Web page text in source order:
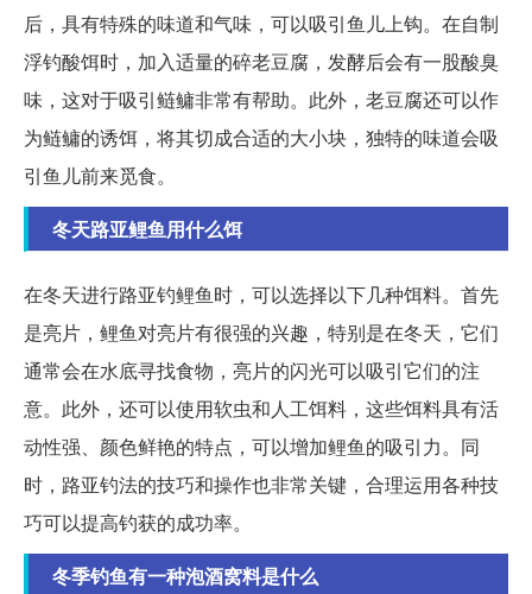
后，具有特殊的味道和气味，可以吸引鱼儿上钩。在自制
浮钓酸饵时，加入适量的碎老豆腐，发酵后会有一股酸臭
味，这对于吸引鲢鳙非常有帮助。此外，老豆腐还可以作
为鲢鳙的诱饵，将其切成合适的大小块，独特的味道会吸
引鱼儿前来觅食。
冬天路亚鲤鱼用什么饵
在冬天进行路亚钓鲤鱼时，可以选择以下几种饵料。首先
是亮片，鲤鱼对亮片有很强的兴趣，特别是在冬天，它们
通常会在水底寻找食物，亮片的闪光可以吸引它们的注
意。此外，还可以使用软虫和人工饵料，这些饵料具有活
动性强、颜色鲜艳的特点，可以增加鲤鱼的吸引力。同
时，路亚钓法的技巧和操作也非常关键，合理运用各种技
巧可以提高钓获的成功率。
冬季钓鱼有一种泡酒窝料是什么